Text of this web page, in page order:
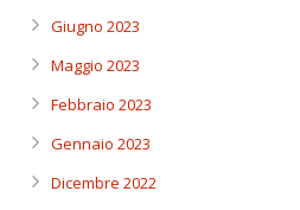
Giugno 2023
Maggio 2023
Febbraio 2023
Gennaio 2023
Dicembre 2022